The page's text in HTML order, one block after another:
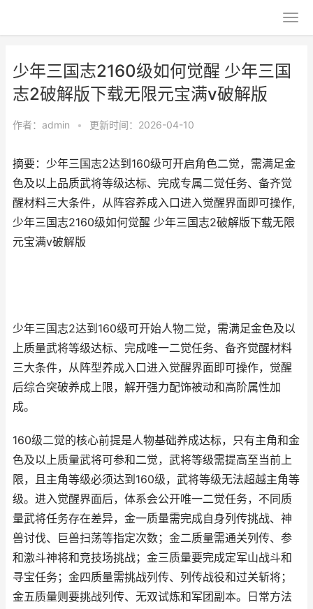
少年三国志2160级如何觉醒 少年三国
志2破解版下载无限元宝满v破解版
作者： admin • 更新时间：2026-04-10
摘要：少年三国志2达到160级可开启角色二觉，需满足金
色及以上品质武将等级达标、完成专属二觉任务、备齐觉
醒材料三大条件，从阵容养成入口进入觉醒界面即可操作,
少年三国志2160级如何觉醒 少年三国志2破解版下载无限
元宝满v破解版
少年三国志2达到160级可开始人物二觉，需满足金色及以
上质量武将等级达标、完成唯一二觉任务、备齐觉醒材料
三大条件，从阵型养成入口进入觉醒界面即可操作，觉醒
后综合突破养成上限，解开强力配饰被动和高阶属性加
成。
160级二觉的核心前提是人物基础养成达标，只有主角和金
色及以上质量武将可参和二觉，武将等级需提高至当前上
限，且主角等级必须达到160级，武将等级无法超越主角等
级。进入觉醒界面后，体系会公开唯一二觉任务，不同质
量武将任务存在差异，金一质量需完成自身列传挑战、神
兽讨伐、巨兽扫荡等指定次数；金二质量需通关列传、参
和激斗神将和竞技场挑战；金三质量要完成定军山战斗和
寻宝任务；金四质量需挑战列传、列传战役和过关斩将；
金五质量则要挑战列传、无双试炼和军团副本。日常方法